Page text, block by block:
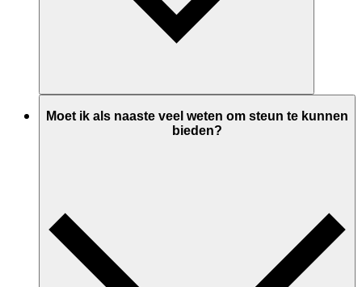
Moet ik als naaste veel weten om steun te kunnen
bieden?